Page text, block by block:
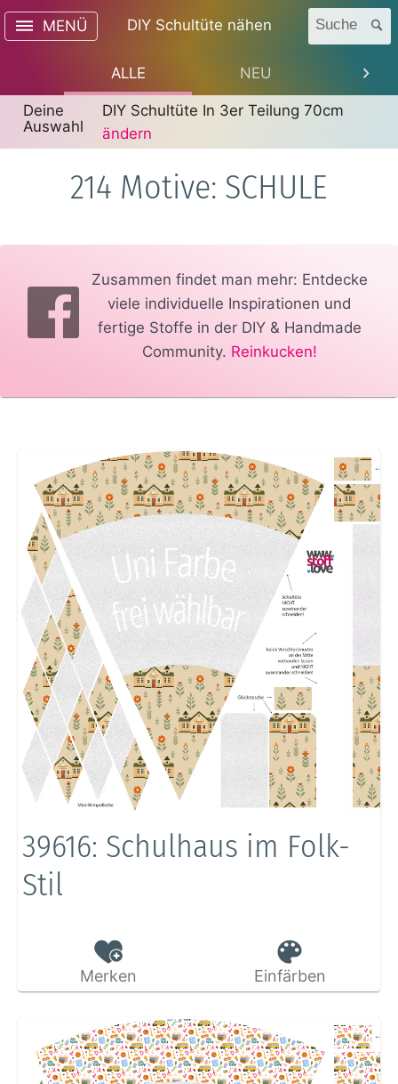
MENÜ DIY Schultüte nähen Suche
ALLE NEU
Deine
Auswahl
DIY Schultüte In 3er Teilung 70cm
ändern
214 Motive: SCHULE
Zusammen findet man mehr: Entdecke
viele individuelle Inspirationen und
fertige Stoffe in der DIY & Handmade
Community. Reinkucken!
39616: Schulhaus im Folk-
Stil
Merken Einfärben